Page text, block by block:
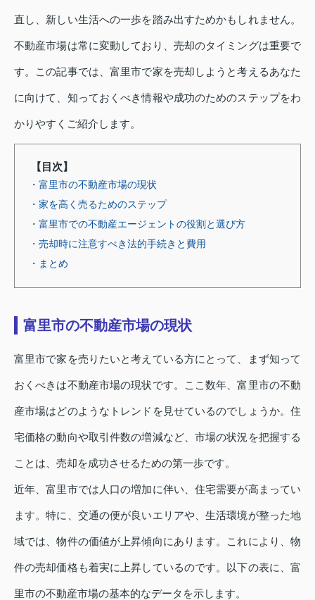
直し、新しい生活への一歩を踏み出すためかもしれません。
不動産市場は常に変動しており、売却のタイミングは重要で
す。この記事では、富里市で家を売却しようと考えるあなた
に向けて、知っておくべき情報や成功のためのステップをわ
かりやすくご紹介します。
【目次】
・富里市の不動産市場の現状
・家を高く売るためのステップ
・富里市での不動産エージェントの役割と選び方
・売却時に注意すべき法的手続きと費用
・まとめ
富里市の不動産市場の現状
富里市で家を売りたいと考えている方にとって、まず知って
おくべきは不動産市場の現状です。ここ数年、富里市の不動
産市場はどのようなトレンドを見せているのでしょうか。住
宅価格の動向や取引件数の増減など、市場の状況を把握する
ことは、売却を成功させるための第一歩です。
近年、富里市では人口の増加に伴い、住宅需要が高まってい
ます。特に、交通の便が良いエリアや、生活環境が整った地
域では、物件の価値が上昇傾向にあります。これにより、物
件の売却価格も着実に上昇しているのです。以下の表に、富
里市の不動産市場の基本的なデータを示します。